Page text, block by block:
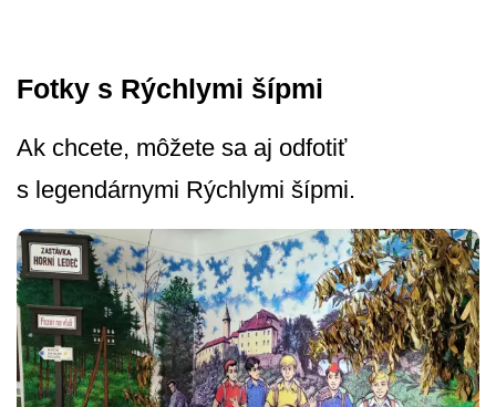
Fotky s Rýchlymi šípmi
Ak chcete, môžete sa aj odfotiť
s legendárnymi Rýchlymi šípmi.